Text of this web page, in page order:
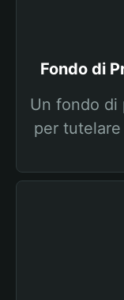
Fondo di
Un fondo di
per